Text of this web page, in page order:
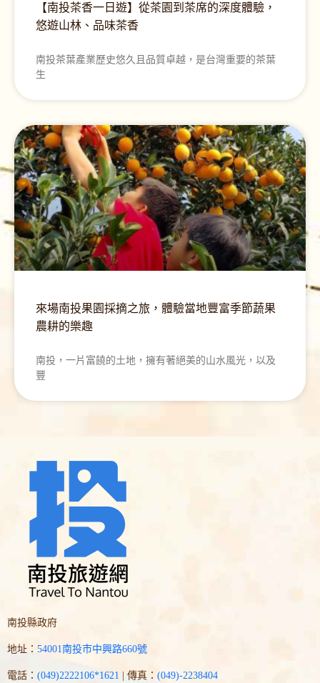
【南投茶香一日遊】從茶園到茶席的深度體驗，
悠遊山林、品味茶香
南投茶葉產業歷史悠久且品質卓越，是台灣重要的茶葉
生
來場南投果園採摘之旅，體驗當地豐富季節蔬果
農耕的樂趣
南投，一片富饒的土地，擁有著絕美的山水風光，以及
豐
南投縣政府
地址： 54001南投市中興路660號
電話： (049)2222106*1621 | 傳真： (049)-2238404